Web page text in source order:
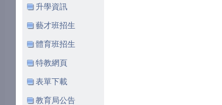
升學資訊
藝才班招生
體育班招生
特教網頁
表單下載
教育局公告